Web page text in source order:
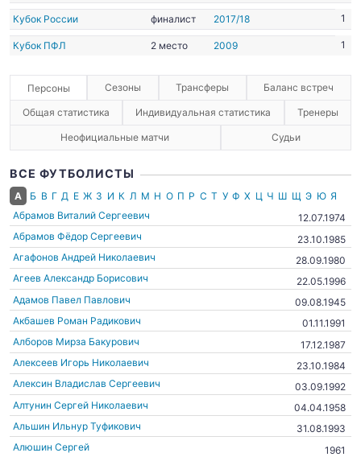
Кубок России финалист 2017/18 1
Кубок ПФЛ 2 место 2009 1
Персоны Сезоны Трансферы Баланс встреч
Общая статистика Индивидуальная статистика Тренеры
Неофициальные матчи Судьи
ВСЕ ФУТБОЛИСТЫ
А Б В Г Д Е Ж З И К Л М Н О П Р С Т У Ф Х Ц Ч Ш Щ Э Ю Я
Абрамов Виталий Сергеевич
12.07.1974
Абрамов Фёдор Сергеевич
23.10.1985
Агафонов Андрей Николаевич
28.09.1980
Агеев Александр Борисович
22.05.1996
Адамов Павел Павлович
09.08.1945
Акбашев Роман Радикович
01.11.1991
Алборов Мирза Бакурович
17.12.1987
Алексеев Игорь Николаевич
23.10.1984
Алексин Владислав Сергеевич
03.09.1992
Алтунин Сергей Николаевич
04.04.1958
Альшин Ильнур Туфикович
31.08.1993
Алюшин Сергей
1961